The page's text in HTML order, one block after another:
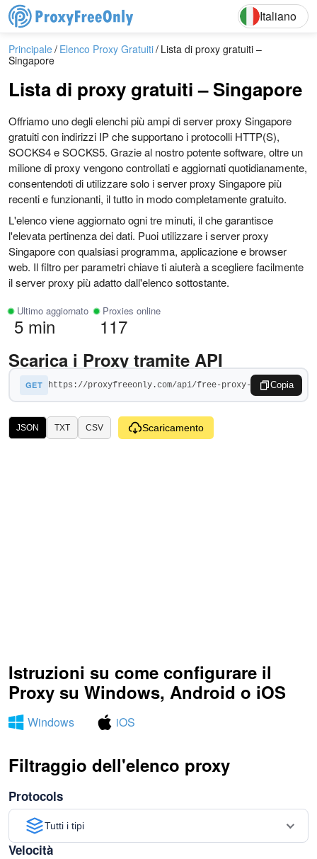
EnglishDeutsch
Italiano
Principale Elenco Proxy Gratuiti Lista di proxy gratuiti –
Singapore
Lista di proxy gratuiti – Singapore
Offriamo uno degli elenchi più ampi di server proxy Singapore
gratuiti con indirizzi IP che supportano i protocolli HTTP(S),
SOCKS4 e SOCKS5. Grazie al nostro potente software, oltre un
milione di proxy vengono controllati e aggiornati quotidianamente,
consentendoti di utilizzare solo i server proxy Singapore più
recenti e funzionanti, il tutto in modo completamente gratuito.
L'elenco viene aggiornato ogni tre minuti, il che garantisce
l'elevata pertinenza dei dati. Puoi utilizzare i server proxy
Singapore con qualsiasi programma, applicazione e browser
web. Il filtro per parametri chiave ti aiuterà a scegliere facilmente
il server proxy più adatto dall'elenco sottostante.
Ultimo aggiornato
5 min
Proxies online
117
Scarica i Proxy tramite API
GET Copia
JSON TXT CSV Scaricamento
Istruzioni su come configurare il
Proxy su Windows, Android o iOS
Windows iOS
Filtraggio dell'elenco proxy
Protocols
Tutti i tipi
Velocità